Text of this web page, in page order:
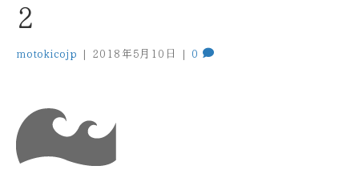
2
motokicojp | 2018年5月10日 | 0